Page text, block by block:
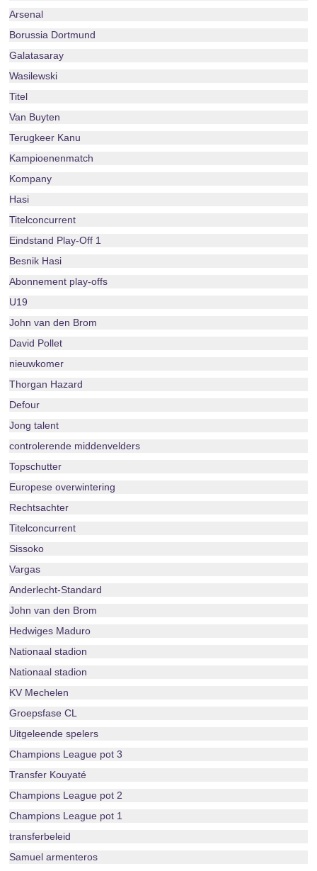
Arsenal
Borussia Dortmund
Galatasaray
Wasilewski
Titel
Van Buyten
Terugkeer Kanu
Kampioenenmatch
Kompany
Hasi
Titelconcurrent
Eindstand Play-Off 1
Besnik Hasi
Abonnement play-offs
U19
John van den Brom
David Pollet
nieuwkomer
Thorgan Hazard
Defour
Jong talent
controlerende middenvelders
Topschutter
Europese overwintering
Rechtsachter
Titelconcurrent
Sissoko
Vargas
Anderlecht-Standard
John van den Brom
Hedwiges Maduro
Nationaal stadion
Nationaal stadion
KV Mechelen
Groepsfase CL
Uitgeleende spelers
Champions League pot 3
Transfer Kouyaté
Champions League pot 2
Champions League pot 1
transferbeleid
Samuel armenteros